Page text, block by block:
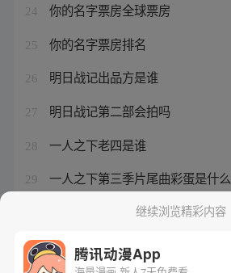
24 你的名字票房全球票房
25 你的名字票房排名
26 明日战记出品方是谁
27 明日战记第二部会拍吗
28 一人之下老四是谁
29 一人之下第三季片尾曲彩蛋是什么
一人之下夏禾初次登场第几集
继续浏览精彩内容
腾讯动漫App